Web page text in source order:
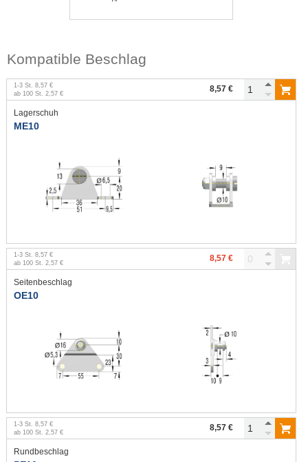
Kompatible Beschlag
1 -3 St. 8,57 €
ab 100 St. 2,57 € 8,57 €
Lagerschuh
ME10
1 -3 St. 8,57 €
ab 100 St. 2,57 € 8,57 €
Seitenbeschlag
OE10
1 -3 St. 8,57 €
ab 100 St. 2,57 € 8,57 €
Rundbeschlag